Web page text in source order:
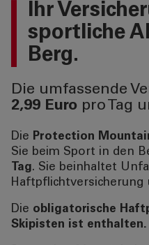
Ihr
sportliche
Berg.
Die umfassende
2,99 Euro pro Tag
Die Protection
Sie beim Sport in den
Tag. Sie beinhaltet
Haftpflichtversicherung
Die obligatorische
Skipisten ist enthalten.